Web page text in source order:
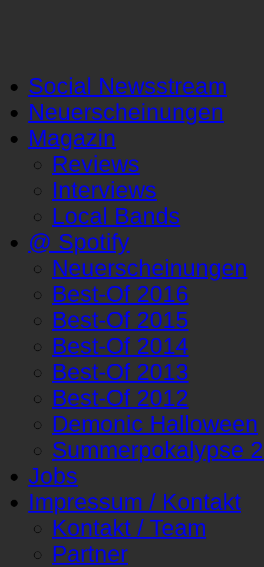
Social Newsstream
Neuerscheinungen
Magazin
Reviews
Interviews
Local Bands
@ Spotify
Neuerscheinungen
Best-Of 2016
Best-Of 2015
Best-Of 2014
Best-Of 2013
Best-Of 2012
Demonic Halloween
Summerpokalypse
Jobs
Impressum / Kontakt
Kontakt / Team
Partner